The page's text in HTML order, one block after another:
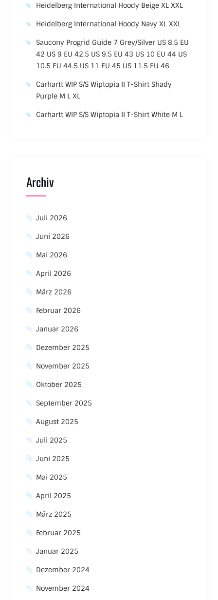
Heidelberg International Hoody Beige XL XXL
Heidelberg International Hoody Navy XL XXL
Saucony Progrid Guide 7 Grey/Silver US 8.5 EU
42 US 9 EU 42.5 US 9.5 EU 43 US 10 EU 44 US
10.5 EU 44.5 US 11 EU 45 US 11.5 EU 46
Carhartt WIP S/S Wiptopia II T-Shirt Shady
Purple M L XL
Carhartt WIP S/S Wiptopia II T-Shirt White M L
Archiv
Juli 2026
Juni 2026
Mai 2026
April 2026
März 2026
Februar 2026
Januar 2026
Dezember 2025
November 2025
Oktober 2025
September 2025
August 2025
Juli 2025
Juni 2025
Mai 2025
April 2025
März 2025
Februar 2025
Januar 2025
Dezember 2024
November 2024